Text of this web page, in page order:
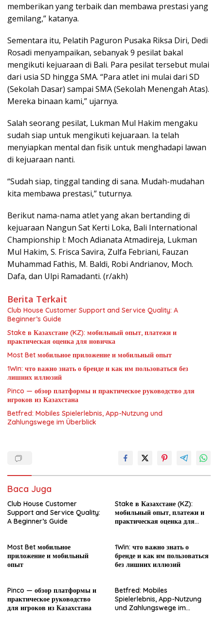
memberikan yang terbaik dan membawa prestasi yang
gemilang,” katanya.
Sementara itu, Pelatih Paguron Pusaka Riksa Diri, Dedi
Rosadi menyampaikan, sebanyak 9 pesilat bakal
mengikuti kejuaraan di Bali. Para pesilat tersebut mulai
dari usia SD hingga SMA. “Para atlet ini mulai dari SD
(Sekolah Dasar) sampai SMA (Sekolah Menengah Atas).
Mereka binaan kami,” ujarnya.
Salah seorang pesilat, Lukman Mul Hakim mengaku
sudah siap untuk mengikuti kejuaraan. Ia telah
menyiapkan mental dan fisik untuk menghadapi lawan
di kejuaraan nanti.
“Sudah siap, tinggal tanding di sana. Mudah-mudahan
kita membawa prestasi,” tuturnya.
Berikut nama-nama atlet yang akan bertanding di
kejuaraan Nangun Sat Kerti Loka, Bali International
Championship l: Moch Adianata Atmadireja, Lukman
Mul Hakim, S. Frisca Savira, Zulfa Febriani, Fauzan
Muhammad Fathis, M. Baldi, Robi Andrianov, Moch.
Dafa, dan Ulpi Ramadanti. (r/akh)
Berita Terkait
Club House Customer Support and Service Quality: A
Beginner’s Guide
Stake в Казахстане (KZ): мобильный опыт, платежи и
практическая оценка для новичка
Most Bet мобильное приложение и мобильный опыт
1Win: что важно знать о бренде и как им пользоваться без
лишних иллюзий
Pinco — обзор платформы и практическое руководство для
игроков из Казахстана
Betfred: Mobiles Spielerlebnis, App-Nutzung und
Zahlungswege im Überblick
Baca Juga
Club House Customer
Support and Service Quality:
A Beginner’s Guide
Stake в Казахстане (KZ):
мобильный опыт, платежи и
практическая оценка для
Most Bet мобильное
приложение и мобильный
опыт
1Win: что важно знать о
бренде и как им пользоваться
без лишних иллюзий
Pinco — обзор платформы и
практическое руководство
для игроков из Казахстана
Betfred: Mobiles
Spielerlebnis, App-Nutzung
und Zahlungswege im